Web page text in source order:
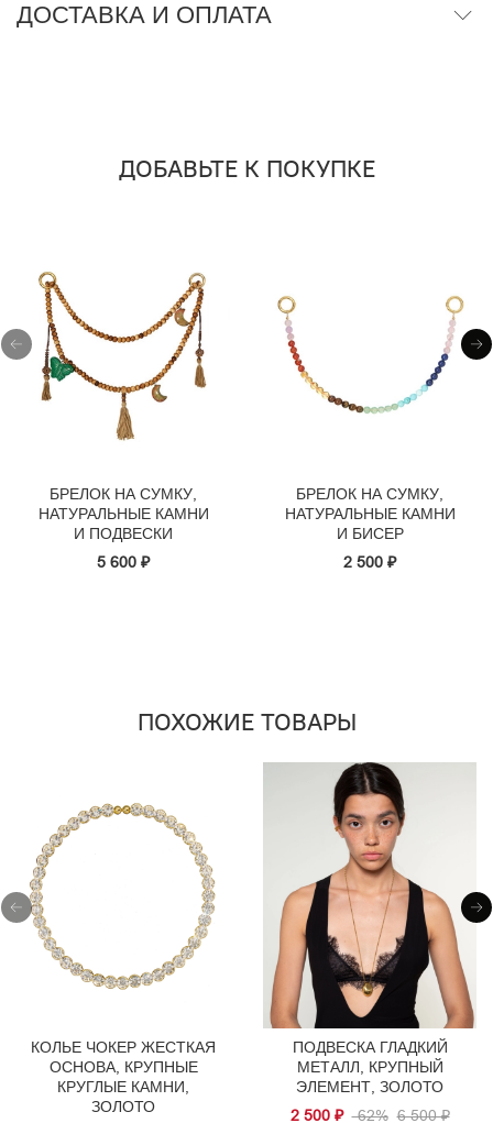
ДОСТАВКА И ОПЛАТА
ДОБАВЬТЕ К ПОКУПКЕ
БРЕЛОК НА СУМКУ,
НАТУРАЛЬНЫЕ КАМНИ
И ПОДВЕСКИ
5 600 ₽
БРЕЛОК НА СУМКУ,
НАТУРАЛЬНЫЕ КАМНИ
И БИСЕР
2 500 ₽
ПОХОЖИЕ ТОВАРЫ
КОЛЬЕ ЧОКЕР ЖЕСТКАЯ
ОСНОВА, КРУПНЫЕ
КРУГЛЫЕ КАМНИ,
ЗОЛОТО
ПОДВЕСКА ГЛАДКИЙ
МЕТАЛЛ, КРУПНЫЙ
ЭЛЕМЕНТ, ЗОЛОТО
2 500 ₽ -62% 6 500 ₽